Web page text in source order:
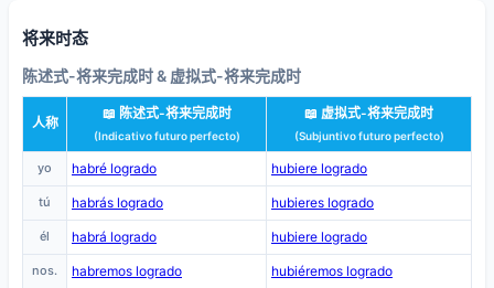
将来时态
陈述式-将来完成时 & 虚拟式-将来完成时
人称
📖 陈述式-将来完成时
(Indicativo futuro perfecto)
📖 虚拟式-将来完成时
(Subjuntivo futuro perfecto)
yo habré logrado hubiere logrado
tú habrás logrado hubieres logrado
él habrá logrado hubiere logrado
nos. habremos logrado hubiéremos logrado